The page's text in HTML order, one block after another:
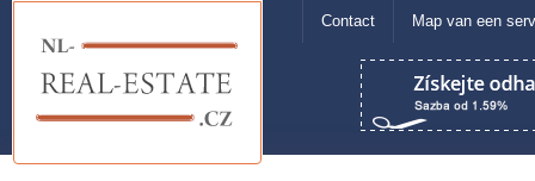
Map van een
Contact